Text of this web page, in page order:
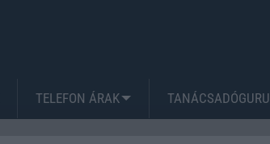
TELEFON ÁRAK TANÁCSADÓGURU